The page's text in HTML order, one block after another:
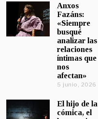
Anxos
Fazáns:
«Siempre
busqué
analizar las
relaciones
íntimas que
nos
afectan»
5 junio, 2026
El hijo de la
cómica, el